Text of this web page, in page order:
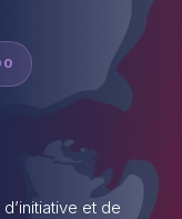
et de